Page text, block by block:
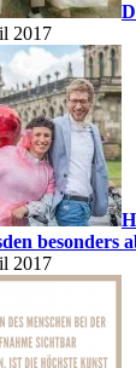
2017
besonders
2017